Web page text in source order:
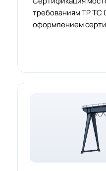
требованиям ТР ТС
оформлением